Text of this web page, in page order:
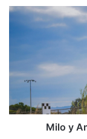
Milo
triunfo
casa
Milo y